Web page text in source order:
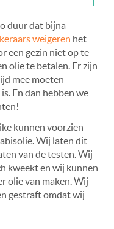
duur dat bijna
weigeren het
een gezin niet op te
olie te betalen. Er zijn
mee moeten
En dan hebben we
kunnen voorzien
Wij laten dit
van de testen. Wij
kweekt en wij kunnen
olie van maken. Wij
gestraft omdat wij